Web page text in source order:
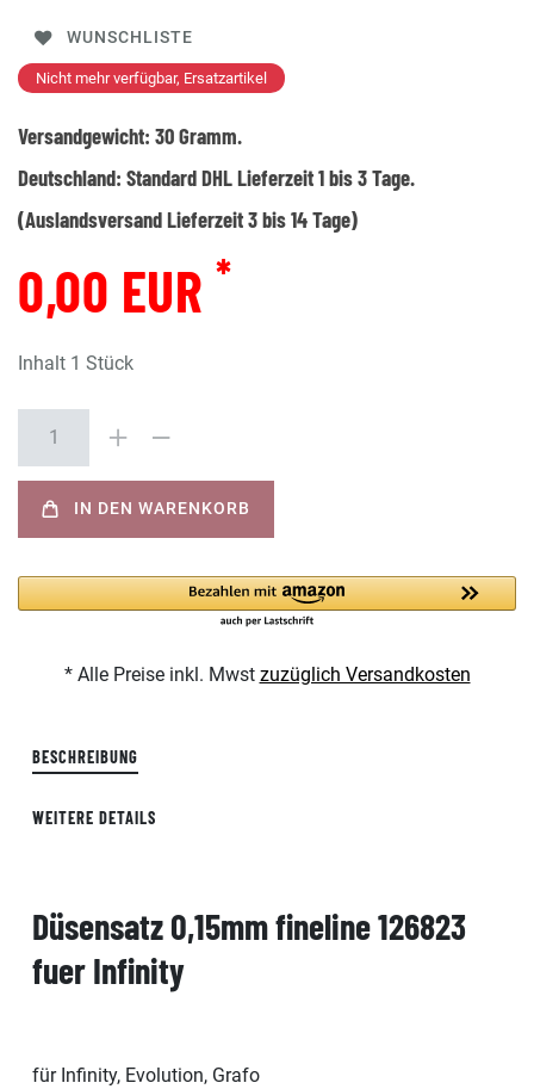
WUNSCHLISTE
Nicht mehr verfügbar, Ersatzartikel
Versandgewicht: 30Gramm.
Deutschland: Standard DHL Lieferzeit 1 bis 3 Tage.
(Auslandsversand Lieferzeit 3 bis 14 Tage)
0,00 EUR *
Inhalt 1 Stück
IN DEN WARENKORB
* Alle Preise inkl. Mwst zuzüglich Versandkosten
BESCHREIBUNG
WEITERE DETAILS
Düsensatz 0,15mm fineline 126823
fuer Infinity
für Infinity, Evolution, Grafo